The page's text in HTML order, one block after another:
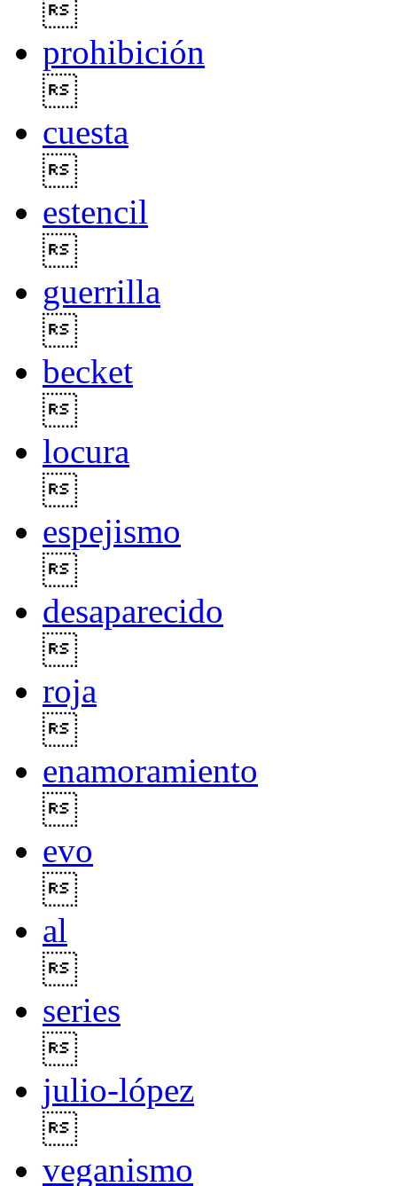
prohibición
cuesta
estencil
guerrilla
becket
locura
espejismo
desaparecido
roja
enamoramiento
evo
al
series
julio-lópez
veganismo